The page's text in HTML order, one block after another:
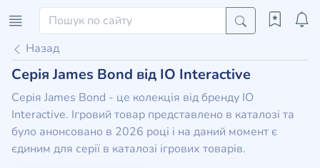
Назад
Серія James Bond від IO Interactive
Серія James Bond - це колекція від бренду IO
Interactive. Ігровий товар представлено в каталозі та
було анонсовано в 2026 році і на даний момент є
єдиним для серії в каталозі ігрових товарів.